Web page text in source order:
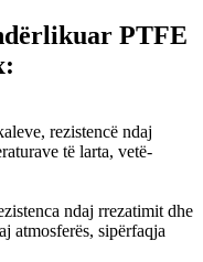
PTFE
rezistencë ndaj
të larta, vetë-
ndaj rrezatimit dhe
atmosferës, sipërfaqja